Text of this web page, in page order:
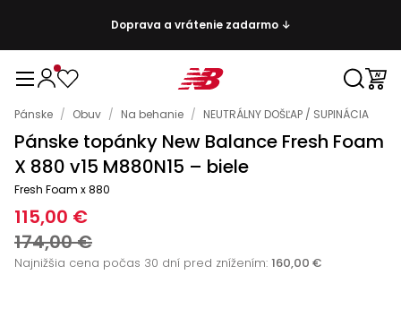
Doprava a vrátenie zadarmo ↓
Pánske / Obuv / Na behanie / NEUTRÁLNY DOŠĽAP / SUPINÁCIA
Pánske topánky New Balance Fresh Foam
X 880 v15 M880N15 – biele
Fresh Foam x 880
115,00 €
174,00 €
Najnižšia cena počas 30 dní pred znížením: 160,00 €